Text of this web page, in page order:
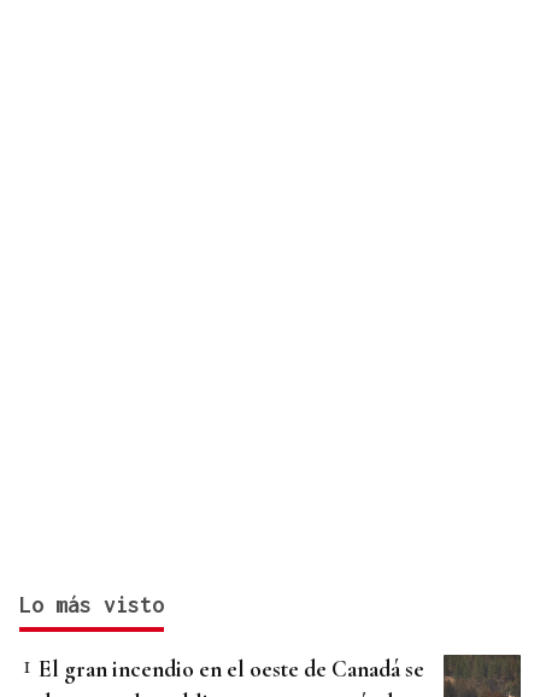
Lo más visto
El gran incendio en el oeste de Canadá se